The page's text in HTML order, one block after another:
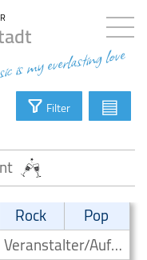
is my everlasting love
Filter ▤
Rock
Pop
Veranstalter/Auftrittsmoeglichkeit